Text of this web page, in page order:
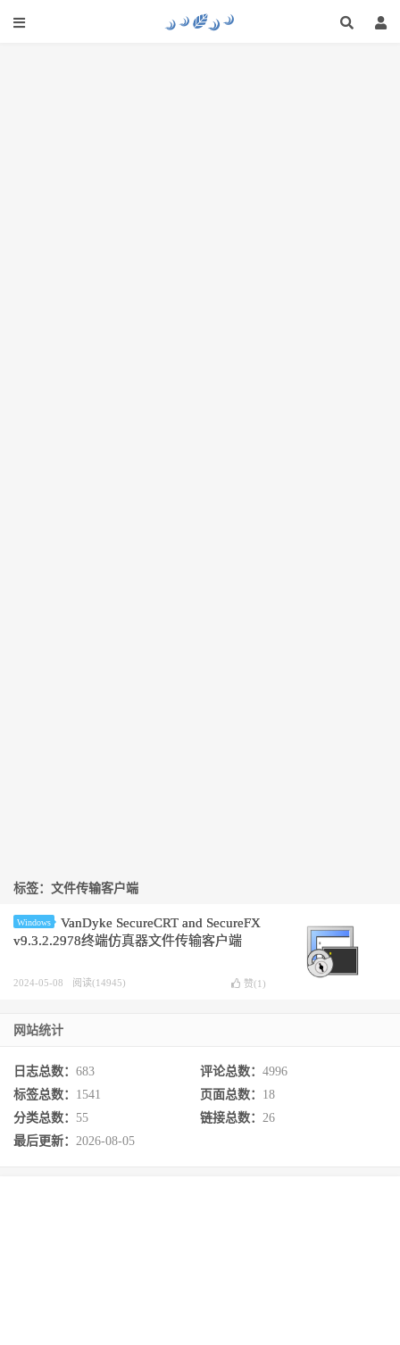
标签：文件传输客户端
Windows
VanDyke SecureCRT and SecureFX
v9.3.2.2978终端仿真器文件传输客户端
2024-05-08 阅读(14945) 赞(1 )
网站统计
日志总数： 683 评论总数： 4996
标签总数： 1541 页面总数： 18
分类总数： 55 链接总数： 26
最后更新： 2026-08-05